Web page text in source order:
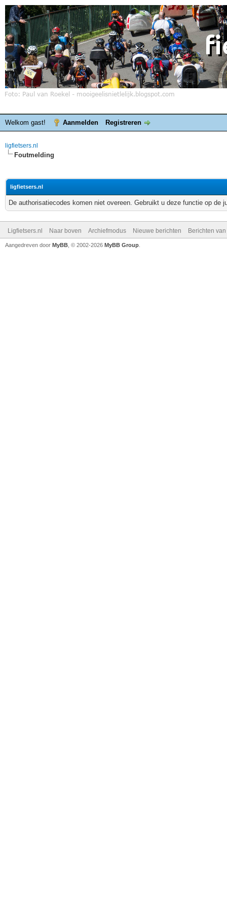
Welkom gast! Aanmelden Registreren
ligfietsers.nl
Foutmelding
ligfietsers.nl
De authorisatiecodes komen niet overeen. Gebruikt u deze functie op de
Ligfietsers.nl Naar boven Archiefmodus Nieuwe berichten Berichten
Aangedreven door MyBB , © 2002-2026 MyBB Group